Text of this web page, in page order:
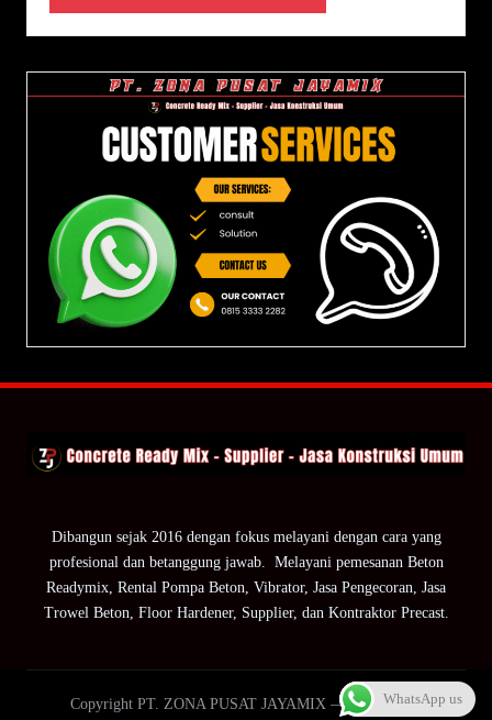
Dibangun sejak 2016 dengan fokus melayani dengan cara yang
profesional dan betanggung jawab. Melayani pemesanan Beton
Readymix, Rental Pompa Beton, Vibrator, Jasa Pengecoran, Jasa
Trowel Beton, Floor Hardener, Supplier, dan Kontraktor Precast.
Copyright PT. ZONA PUSAT JAYAMIX — ZPJ Group.WhatsApp us